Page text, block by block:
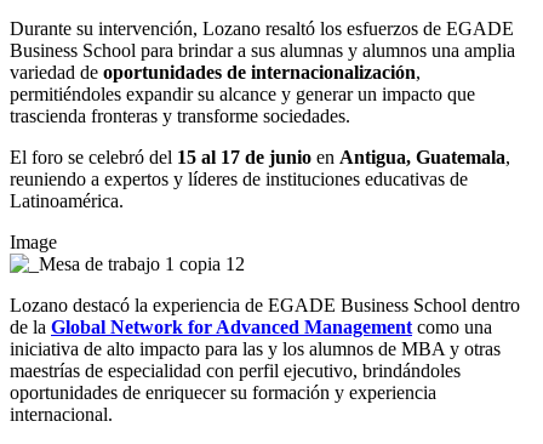
Durante su intervención, Lozano resaltó los esfuerzos de EGADE
Business School para brindar a sus alumnas y alumnos una amplia
variedad de oportunidades de internacionalización,
permitiéndoles expandir su alcance y generar un impacto que
trascienda fronteras y transforme sociedades.
El foro se celebró del 15 al 17 de junio en Antigua, Guatemala,
reuniendo a expertos y líderes de instituciones educativas de
Latinoamérica.
Image
Lozano destacó la experiencia de EGADE Business School dentro
de la Global Network for Advanced Managementcomo una
iniciativa de alto impacto para las y los alumnos de MBA y otras
maestrías de especialidad con perfil ejecutivo, brindándoles
oportunidades de enriquecer su formación y experiencia
internacional.